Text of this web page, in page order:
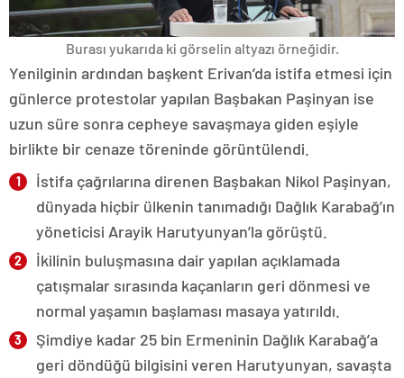
Burası yukarıda ki görselin altyazı örneğidir.
Yenilginin ardından başkent Erivan’da istifa etmesi için
günlerce protestolar yapılan Başbakan Paşinyan ise
uzun süre sonra cepheye savaşmaya giden eşiyle
birlikte bir cenaze töreninde görüntülendi.
İstifa çağrılarına direnen Başbakan Nikol Paşinyan,
dünyada hiçbir ülkenin tanımadığı Dağlık Karabağ’ın
yöneticisi Arayik Harutyunyan’la görüştü.
İkilinin buluşmasına dair yapılan açıklamada
çatışmalar sırasında kaçanların geri dönmesi ve
normal yaşamın başlaması masaya yatırıldı.
Şimdiye kadar 25 bin Ermeninin Dağlık Karabağ’a
geri döndüğü bilgisini veren Harutyunyan, savaşta